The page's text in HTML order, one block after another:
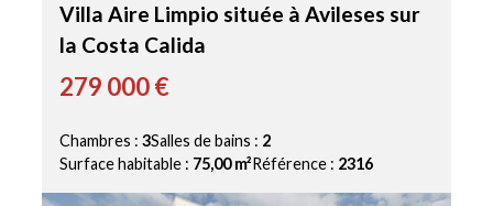
Villa Aire Limpio située à Avileses sur
la Costa Calida
279 000 €
Chambres :3Salles de bains : 2
Surface habitable : 75,00 m²Référence : 2316